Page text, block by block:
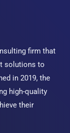
firm that
solutions to
in 2019, the
high-quality
their